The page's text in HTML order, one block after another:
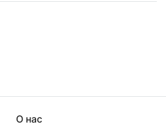
О нас